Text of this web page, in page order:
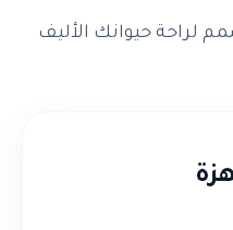
لراحة حيوانك الأليف